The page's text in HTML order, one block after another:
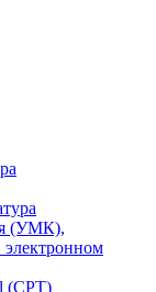
(УМК),
электронном
(CPT)